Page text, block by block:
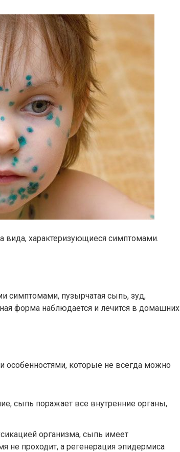
вида, характеризующиеся симптомами.
симптомами, пузырчатая сыпь, зуд,
форма наблюдается и лечится в домашних
особенностями, которые не всегда можно
сыпь поражает все внутренние органы,
организма, сыпь имеет
не проходит, а регенерация эпидермиса